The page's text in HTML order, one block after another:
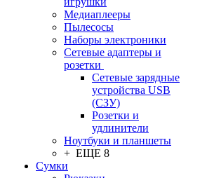
Медиаплееры
Пылесосы
Наборы электроники
Сетевые адаптеры и
розетки
Сетевые зарядные
устройства USB
(СЗУ)
Розетки и
удлинители
Ноутбуки и планшеты
+ ЕЩЕ 8
Сумки